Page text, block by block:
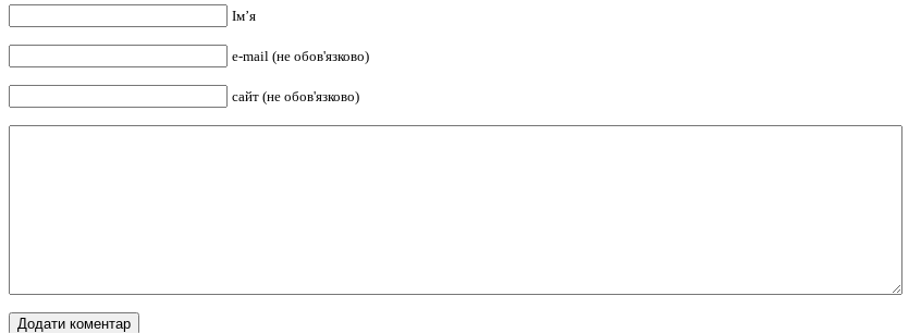
Ім’я
e-mail (не обов'язково)
сайт (не обов'язково)